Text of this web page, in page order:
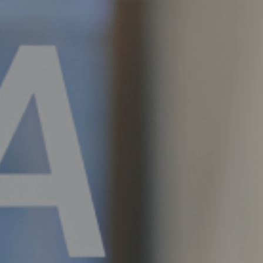
2025.11.12
第12回I-DeAセミナー「医療
従事者のための地域医療を
持続可能にするマーケティ
ング思考」を開催しまし
た！
2026.01.28
第13回I-DeAセミナー「ICT